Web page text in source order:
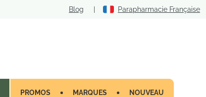
Blog | Parapharmacie Française
PROMOS MARQUES NOUVEAU